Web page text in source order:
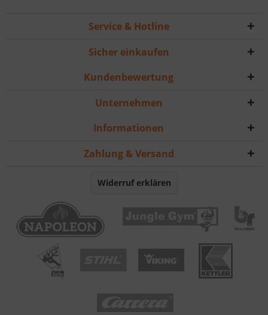
Service & Hotline
Sicher einkaufen
Kundenbewertung
Unternehmen
Informationen
Zahlung & Versand
Widerruf erklären